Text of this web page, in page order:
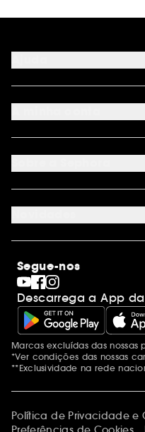
FAQ
Métodos de pagamento
Cartão oferta físico
Cartão oferta empresas
Site Map
Seguir encomenda
Programa de Fidelidade
Juntar Sephora
Sephora Prize 2026
Internacional
Descobrir a Sephora
Código promocional
Saldos
Dia dos Namorados
Dia do Pai
Dia da Mãe
Calendários do Advento
Singles' Day
Black Friday
Cyber Monday
Blue Monday
Segue-nos
Descarrega a App
Menções adicionais
Marcas excluídas das
*Ver condições das nossas
**Exclusividade na rede
Política de Privacidade e